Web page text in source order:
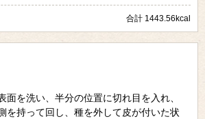
合計 1443.56kcal
面を洗い、半分の位置に切れ目を入れ、
を持って回し、種を外して皮が付いた状